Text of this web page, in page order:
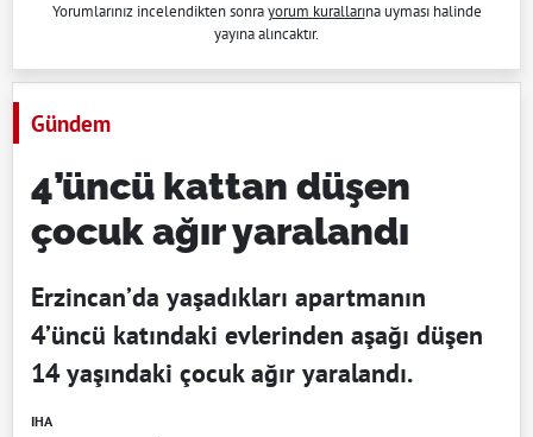
Yorumlarınız incelendikten sonrayorum kurallarına uyması halinde
yayına alıncaktır.
Gündem
4’üncü kattan düşen
çocuk ağır yaralandı
Erzincan’da yaşadıkları apartmanın
4’üncü katındaki evlerinden aşağı düşen
14 yaşındaki çocuk ağır yaralandı.
IHA